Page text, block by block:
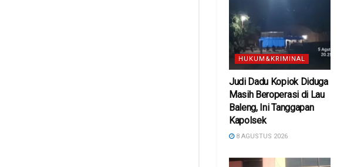
HUKUM&KRIMINAL
Judi Dadu Kopiok Diduga
Masih Beroperasi di Lau
Baleng, Ini Tanggapan
Kapolsek
8 AGUSTUS 2026